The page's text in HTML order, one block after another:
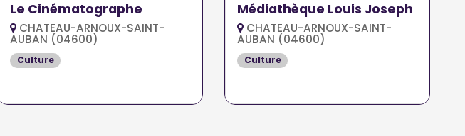
Le Cinématographe
CHATEAU-ARNOUX-SAINT-
AUBAN (04600)
Culture
Médiathèque Louis Joseph
CHATEAU-ARNOUX-SAINT-
AUBAN (04600)
Culture